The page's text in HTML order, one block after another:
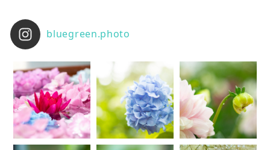
bluegreen.photo